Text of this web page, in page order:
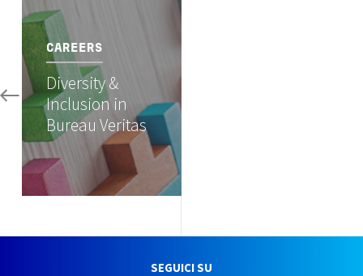
CAREERS
Diversity &
Inclusion in
Bureau Veritas
SEGUICI SU